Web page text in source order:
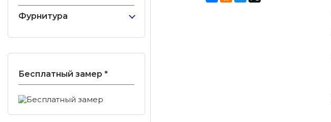
Фурнитура
Бесплатный замер *